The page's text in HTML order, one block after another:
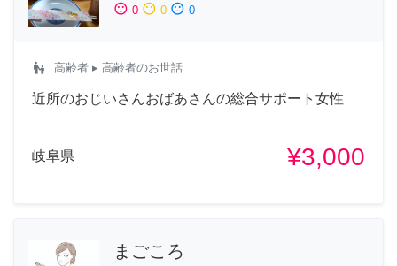
sentiment_satisfied 0 sentiment_neutral 0 sentiment_dissatisfied 0
escalator_warning 高齢者 ▸ 高齢者のお世話
近所のおじいさんおばあさんの総合サポート女性
岐阜県 ¥3,000
まごころ